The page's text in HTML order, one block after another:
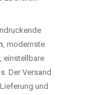
, modernste
einstellbare
Der Versand
und